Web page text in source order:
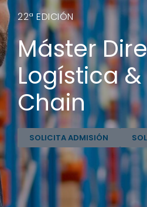
22ª EDICIÓN
Máster
Logística
Chain
SOLICITA ADMISIÓN